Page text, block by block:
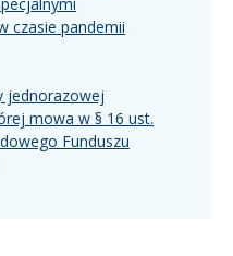
czasie pandemii
jednorazowej
mowa w § 16 ust.
Funduszu